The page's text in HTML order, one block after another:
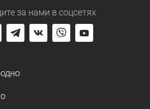
за нами в соцсетях